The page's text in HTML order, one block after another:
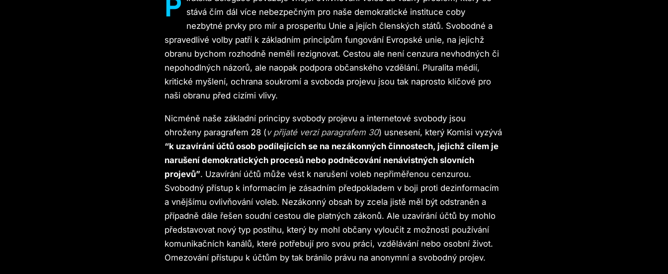
stává čím dál více nebezpečným pro naše demokratické instituce coby
nezbytné prvky pro mír a prosperitu Unie a jejích členských států. Svobodné a
spravedlivé volby patří k základním principům fungování Evropské unie, na jejichž
obranu bychom rozhodně neměli rezignovat. Cestou ale není cenzura nevhodných či
nepohodlných názorů, ale naopak podpora občanského vzdělání. Pluralita médií,
kritické myšlení, ochrana soukromí a svoboda projevu jsou tak naprosto klíčové pro
naši obranu před cizími vlivy.
Nicméně naše základní principy svobody projevu a internetové svobody jsou
ohroženy paragrafem 28 (v přijaté verzi paragrafem 30) usnesení, který Komisi vyzývá
“k uzavírání účtů osob podílejících se na nezákonných činnostech, jejichž cílem je
narušení demokratických procesů nebo podněcování nenávistných slovních
projevů”. Uzavírání účtů může vést k narušení voleb nepřiměřenou cenzurou.
Svobodný přístup k informacím je zásadním předpokladem v boji proti dezinformacím
a vnějšímu ovlivňování voleb. Nezákonný obsah by zcela jistě měl být odstraněn a
případně dále řešen soudní cestou dle platných zákonů. Ale uzavírání účtů by mohlo
představovat nový typ postihu, který by mohl občany vyloučit z možnosti používání
komunikačních kanálů, které potřebují pro svou práci, vzdělávání nebo osobní život.
Omezování přístupu k účtům by tak bránilo právu na anonymní a svobodný projev.